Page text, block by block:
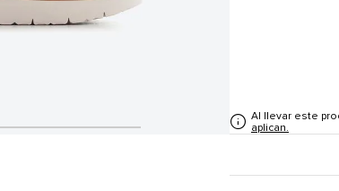
Al llevar este
aplican.